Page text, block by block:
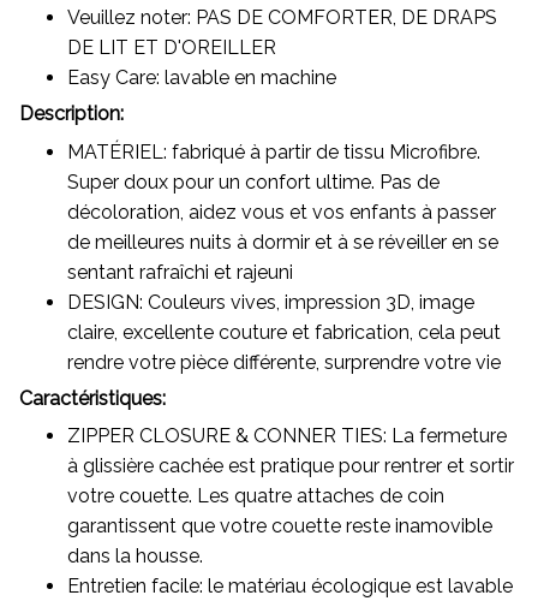
Veuillez noter: PAS DE COMFORTER, DE DRAPS
DE LIT ET D'OREILLER
Easy Care: lavable en machine
Description:
MATÉRIEL: fabriqué à partir de tissu Microfibre.
Super doux pour un confort ultime. Pas de
décoloration, aidez vous et vos enfants à passer
de meilleures nuits à dormir et à se réveiller en se
sentant rafraîchi et rajeuni
DESIGN: Couleurs vives, impression 3D, image
claire, excellente couture et fabrication, cela peut
rendre votre pièce différente, surprendre votre vie
Caractéristiques:
ZIPPER CLOSURE & CONNER TIES: La fermeture
à glissière cachée est pratique pour rentrer et sortir
votre couette. Les quatre attaches de coin
garantissent que votre couette reste inamovible
dans la housse.
Entretien facile: le matériau écologique est lavable